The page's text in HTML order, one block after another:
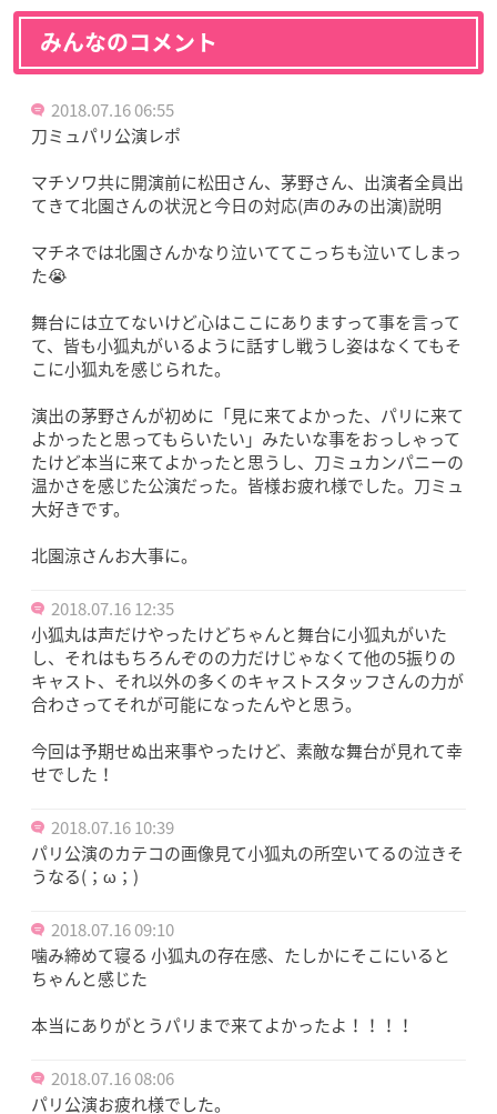
みんなのコメント
2018.07.16 06:55
刀ミュパリ公演レポ
マチソワ共に開演前に松田さん、茅野さん、出演者全員出
てきて北園さんの状況と今日の対応(声のみの出演)説明
マチネでは北園さんかなり泣いててこっちも泣いてしまっ
た😭
舞台には立てないけど心はここにありますって事を言って
て、皆も小狐丸がいるように話すし戦うし姿はなくてもそ
こに小狐丸を感じられた。
演出の茅野さんが初めに「見に来てよかった、パリに来て
よかったと思ってもらいたい」みたいな事をおっしゃって
たけど本当に来てよかったと思うし、刀ミュカンパニーの
温かさを感じた公演だった。皆様お疲れ様でした。刀ミュ
大好きです。
北園涼さんお大事に。
2018.07.16 12:35
小狐丸は声だけやったけどちゃんと舞台に小狐丸がいた
し、それはもちろんぞのの力だけじゃなくて他の5振りの
キャスト、それ以外の多くのキャストスタッフさんの力が
合わさってそれが可能になったんやと思う。
今回は予期せぬ出来事やったけど、素敵な舞台が見れて幸
せでした！
2018.07.16 10:39
パリ公演のカテコの画像見て小狐丸の所空いてるの泣きそ
うなる(；ω；)
2018.07.16 09:10
噛み締めて寝る 小狐丸の存在感、たしかにそこにいると
ちゃんと感じた
本当にありがとうパリまで来てよかったよ！！！！
2018.07.16 08:06
パリ公演お疲れ様でした。